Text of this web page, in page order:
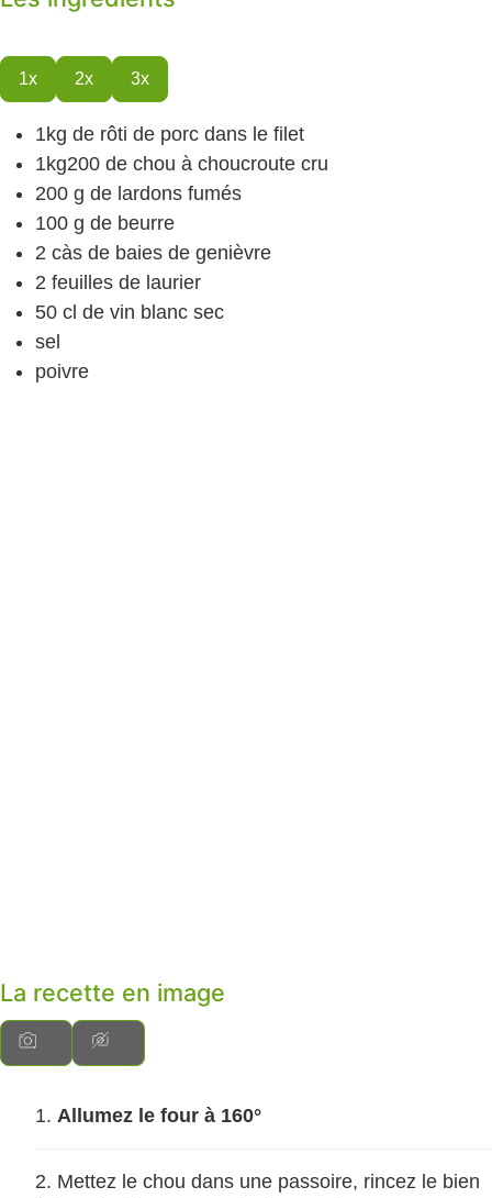
1x 2x 3x
1kg de rôti de porc dans le filet
1kg200 de chou à choucroute cru
200 g de lardons fumés
100 g de beurre
2 càs de baies de genièvre
2 feuilles de laurier
50 cl de vin blanc sec
sel
poivre
La recette en image
Allumez le four à 160°
Mettez le chou dans une passoire, rincez le bien